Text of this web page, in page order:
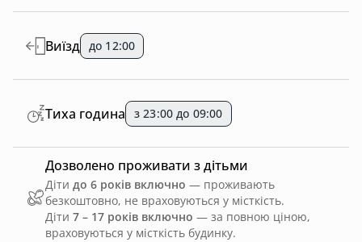
Виїзд до 12:00
Дозволено проживати з дітьми
Діти до 6 років включно — проживають
безкоштовно, не враховуються у місткість.
Діти 7 – 17 років включно — за повною ціною,
враховуються у місткість будинку.
Тиха година з 23:00 до 09:00